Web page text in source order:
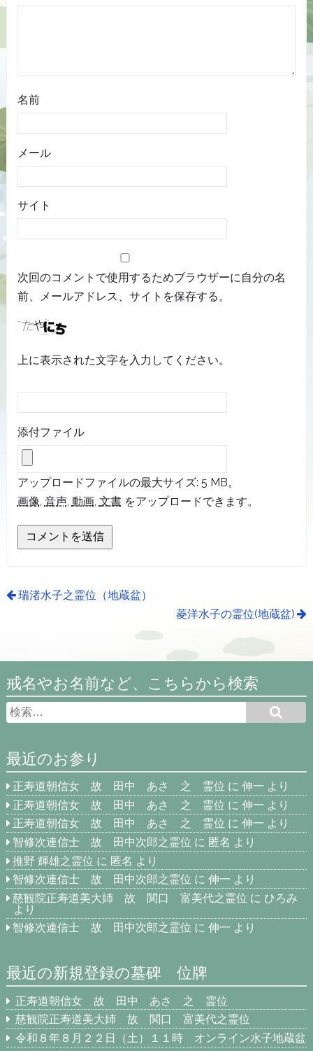
名前
メール
サイト
次回のコメントで使用するためブラウザーに自分の名
前、メールアドレス、サイトを保存する。
上に表示された文字を入力してください。
添付ファイル
アップロードファイルの最大サイズ: 5 MB。
画像 音声, 動画, 文書をアップロードできます。
瑞渚水子之霊位（地蔵盆）
菱洋水子の霊位(地蔵盆)
戒名やお名前など、こちらから検索
最近のお参り
正寿道朝信女 故 田中 あさ 之 霊位 に伸一 より
正寿道朝信女 故 田中 あさ 之 霊位 に伸一 より
正寿道朝信女 故 田中 あさ 之 霊位 に伸一 より
智修次連信士 故 田中次郎之霊位 に 匿名 より
推野 輝雄之霊位 に 匿名 より
智修次連信士 故 田中次郎之霊位 に伸一 より
慈観院正寿道美大姉 故 関口 富美代之霊位 に ひろみ
より
智修次連信士 故 田中次郎之霊位 に伸一 より
最近の新規登録の墓碑 位牌
正寿道朝信女 故 田中 あさ 之 霊位
慈観院正寿道美大姉 故 関口 富美代之霊位
令和８年８月２２日（土）１１時 オンライン水子地蔵盆